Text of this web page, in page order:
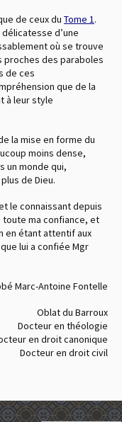
de ceux du Tome 1.
d’une
où se trouve
proches des paraboles
de ces
que de la
à leur style
la mise en forme du
moins dense,
un monde qui,
de Dieu.
le connaissant depuis
ma confiance, et
en étant attentif aux
lui a confiée Mgr
Marc-Antoine Fontelle
Oblat du Barroux
Docteur en théologie
en droit canonique
Docteur en droit civil